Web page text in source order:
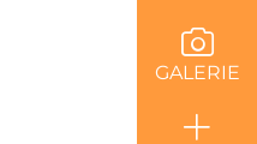
GALERIE